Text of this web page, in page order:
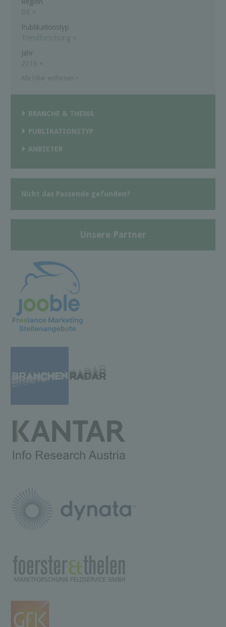
DE ×
Publikationstyp
Trendforschung ×
Jahr
2016 ×
BRANCHE & THEMA
PUBLIKATIONSTYP
ANBIETER
Nicht das Passende gefunden?
Unsere Partner